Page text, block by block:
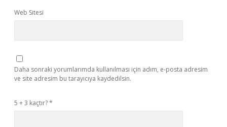
Web Sitesi
Daha sonraki yorumlarımda kullanılması için adım, e-posta adresim
ve site adresim bu tarayıcıya kaydedilsin.
5 + 3 kaçtır?*